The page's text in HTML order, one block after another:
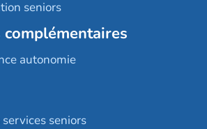
seniors
complémentaires
autonomie
seniors